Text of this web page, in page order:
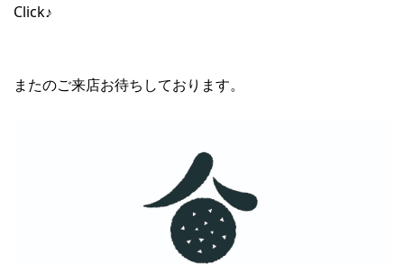
Click♪
またのご来店お待ちしております。